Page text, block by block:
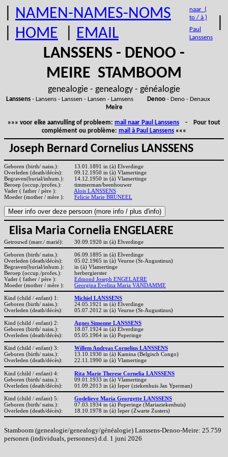
NAMEN-NAMES-NOMS
HOME EMAIL
naar (
to / à )
Paul
Lanssens
LANSSENS - DENOO -
MEIRE STAMBOOM
genealogie - genealogy - généalogie
Lanssens- Lansens - Lanssen - Lansen - Lamsens Denoo- Deno - Denaux
Meire
»»» voor elke aanvulling of probleem: mail naar Paul Lanssens - Pour tout
complément ou problème: mail à Paul Lanssens «««
Joseph Bernard Cornelius LANSSENS
Geboren (birth/ naiss.):
13.01.1891 in (à) Elverdinge
Overleden (death/décès):
09.12.1950 in (à) Vlamertinge
Begraven(burial/inhum.):
14.12.1950 in (à) Vlamertinge
Beroep (occup./profes.):
timmerman/beenhouwer
Vader ( father / père ):
Alois LANSSENS
Moeder (mother / mère ):
Felicie Marie BRUNEEL
Elisa Maria Cornelia ENGELAERE
Getrouwd (marr./ marié): 30.09.1920 in (à) Elverdinge
Geboren (birth/ naiss.):
06.09.1895 in (à) Elverdinge
Overleden (death/décès):
05.02.1965 in (à) Veurne (St-Augustinus)
Begraven(burial/inhum.):
in (à) Vlamertinge
Beroep (occup./profes.):
herbergierster
Vader ( father / père ):
Edmond Joseph ENGELAERE
Moeder (mother / mère ):
Georgina Evelina Maria VANDAMME
Kind (child / enfant) 1:
Michiel LANSSENS
Geboren (birth/ naiss.):
24.05.1921 in (à) Elverdinge
Overleden (death/décès):
05.07.2012 in (à) Veurne (St-Augustinus)
Kind (child / enfant) 2:
Agnes Simonne LANSSENS
Geboren (birth/ naiss.):
18.07.1924 in (à) Elverdinge
Overleden (death/décès):
05.05.1964 in (à) Poperinge
Kind (child / enfant) 3:
Willem Andreas Cornelius LANSSENS
Geboren (birth/ naiss.):
13.10.1930 in (à) Kamina (Belgisch Congo)
Overleden (death/décès):
22.11.1990 in (à) Vlamertinge
Kind (child / enfant) 4:
Rita Marie Therese Cornelia LANSSENS
Geboren (birth/ naiss.):
09.01.1933 in (à) Vlamertinge
Overleden (death/décès):
01.09.2013 in (à) Ieper (ziekenhuis Jan Yperman)
Kind (child / enfant) 5:
Godelieve Maria Georgette LANSSENS
Geboren (birth/ naiss.):
07.03.1934 in (à) Poperinge (Mariaziekenhuis)
Overleden (death/décès):
18.10.1978 in (à) Ieper (Zwarte Zusters)
Stamboom (genealogie/genealogy/généalogie) Lanssens-Denoo-Meire: 25.759
personen (individuals, personnes) d.d. 1 juni 2026